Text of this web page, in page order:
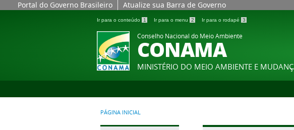
Portal do Governo Brasileiro Atualize sua Barra de Governo
Ir para o conteúdo 1 Ir para o menu 2 Ir para o rodapé 3
Conselho Nacional do Meio Ambiente
CONAMA
MINISTÉRIO DO MEIO AMBIENTE E
PÁGINA INICIAL